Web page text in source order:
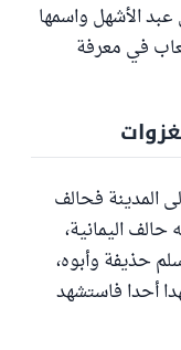
الأشهل واسمها
في معرفة
المدينة فحالف
اليمانية،
حذيفة وأبوه،
أحدا فاستشهد